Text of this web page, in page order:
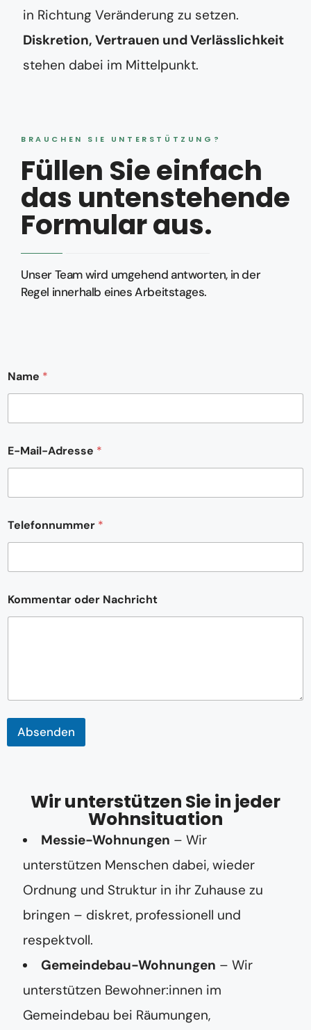
in Richtung Veränderung zu setzen.
Diskretion, Vertrauen und Verlässlichkeit
stehen dabei im Mittelpunkt.
BRAUCHEN SIE UNTERSTÜTZUNG?
Füllen Sie einfach
das untenstehende
Formular aus.
Unser Team wird umgehend antworten, in der
Regel innerhalb eines Arbeitstages.
Name *
E-Mail-Adresse *
-
M
i
-
A
d
*
Telefonnummer *
Kommentar oder Nachricht
Absenden
Wir unterstützen Sie in jeder
Wohnsituation
Messie-Wohnungen – Wir
unterstützen Menschen dabei, wieder
Ordnung und Struktur in ihr Zuhause zu
bringen – diskret, professionell und
respektvoll.
Gemeindebau-Wohnungen – Wir
unterstützen Bewohner:innen im
Gemeindebau bei Räumungen,